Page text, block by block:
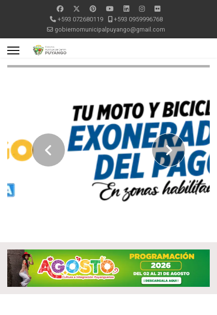
+593 072680119
+593 0959996768
gobiernomunicipalpuyango@gmail.com